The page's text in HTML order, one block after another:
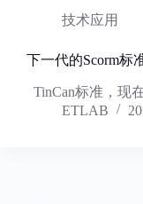
技术应用
下一代的Scorm标
TinCan标准，现
ETLAB